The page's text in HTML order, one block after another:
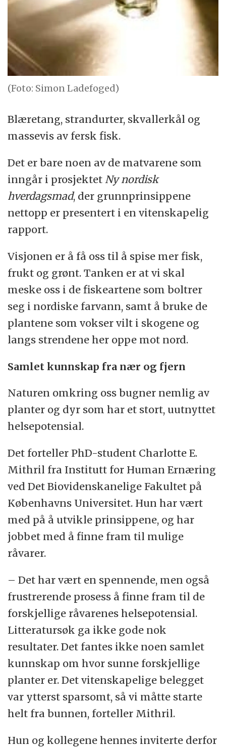
(Foto: Simon Ladefoged)
Blæretang, strandurter, skvallerkål og
massevis av fersk fisk.
Det er bare noen av de matvarene som
inngår i prosjektet Ny nordisk
hverdagsmad, der grunnprinsippene
nettopp er presentert i en vitenskapelig
rapport.
Visjonen er å få oss til å spise mer fisk,
frukt og grønt. Tanken er at vi skal
meske oss i de fiskeartene som boltrer
seg i nordiske farvann, samt å bruke de
plantene som vokser vilt i skogene og
langs strendene her oppe mot nord.
Samlet kunnskap fra nær og fjern
Naturen omkring oss bugner nemlig av
planter og dyr som har et stort, uutnyttet
helsepotensial.
Det forteller PhD-student Charlotte E.
Mithril fra Institutt for Human Ernæring
ved Det Biovidenskanelige Fakultet på
Københavns Universitet. Hun har vært
med på å utvikle prinsippene, og har
jobbet med å finne fram til mulige
råvarer.
– Det har vært en spennende, men også
frustrerende prosess å finne fram til de
forskjellige råvarenes helsepotensial.
Litteratursøk ga ikke gode nok
resultater. Det fantes ikke noen samlet
kunnskap om hvor sunne forskjellige
planter er. Det vitenskapelige belegget
var ytterst sparsomt, så vi måtte starte
helt fra bunnen, forteller Mithril.
Hun og kollegene hennes inviterte derfor